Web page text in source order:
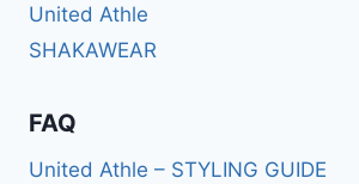
United Athle
SHAKAWEAR
FAQ
United Athle – STYLING GUIDE